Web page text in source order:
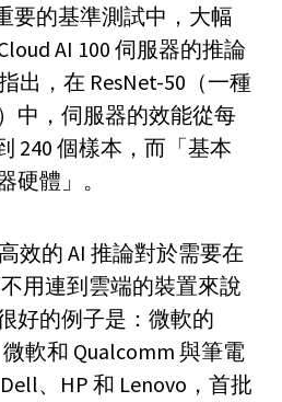
要的基準測試中，大幅
AI 100 伺服器的推論
出，在 ResNet-50（一種
中，伺服器的效能從每
240 個樣本，而「基本
硬體」。
效的 AI 推論對於需要在
用連到雲端的裝置來說
好的例子是：微軟的
軟和 Qualcomm 與筆電
、HP 和 Lenovo，首批